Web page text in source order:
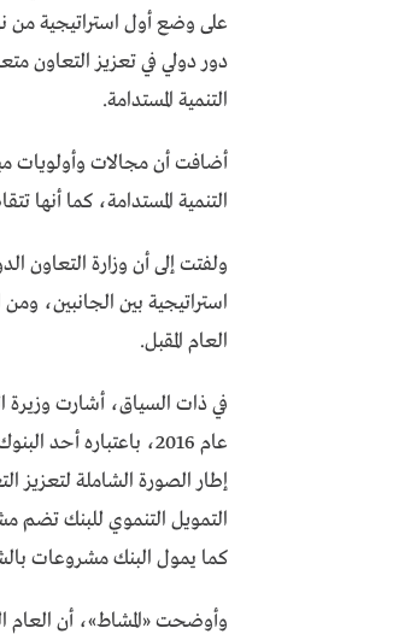
على وضع أول استراتيجية من
دور دولي في تعزيز التعاون
التنمية المستدامة.
التنمية المستدامة، كما أنها
ولفتت إلى أن وزارة التعاون
استراتيجية بين الجانبين،
العام المقبل.
في ذات السياق، أشارت وزيرة
عام 2016، باعتباره
إطار الصورة الشاملة
كما يمول البنك مشروعات